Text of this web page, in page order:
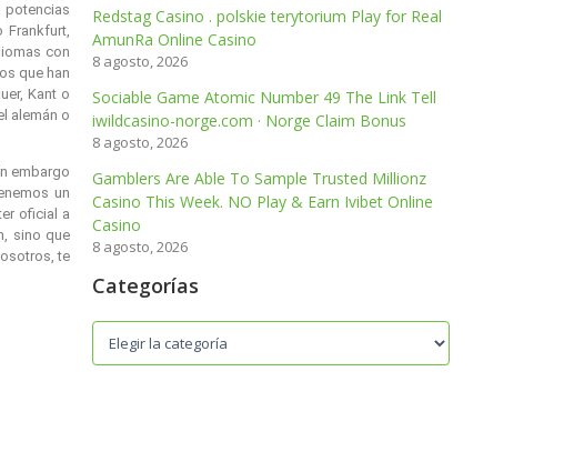
Frankfurt,
con
que han
Kant o
alemán o
embargo
un
oficial a
sino que
te
Redstag Casino . polskie terytorium Play for Real
AmunRa Online Casino
8 agosto, 2026
Sociable Game Atomic Number 49 The Link Tell
iwildcasino-norge.com · Norge Claim Bonus
8 agosto, 2026
Gamblers Are Able To Sample Trusted Millionz
Casino This Week. NO Play & Earn Ivibet Online
Casino
8 agosto, 2026
Categorías